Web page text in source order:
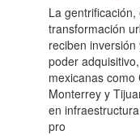
La
transformación
reciben
poder
mexicanas
Monterrey y
en
pro